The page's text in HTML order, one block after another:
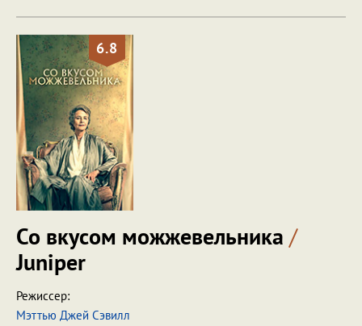
6.8
Со вкусом можжевельника /
Juniper
Режиссер:
Мэттью Джей Сэвилл